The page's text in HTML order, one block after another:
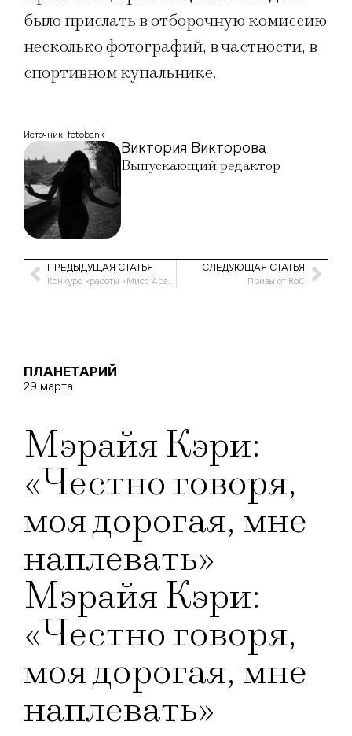
было прислать в отборочную комиссию
несколько фотографий, в частности, в
спортивном купальнике.
Виктория Викторова
Выпускающий редактор
Источник: fotobank
ПРЕДЫДУЩАЯ СТАТЬЯ
Конкурс красоты «Мисс Арабский мир»
СЛЕДУЮЩАЯ СТАТЬЯ
Призы от RoC
ПЛАНЕТАРИЙ
29 марта
Мэрайя Кэри:
«Честно говоря,
моя дорогая, мне
наплевать»
Мэрайя Кэри:
«Честно говоря,
моя дорогая, мне
наплевать»